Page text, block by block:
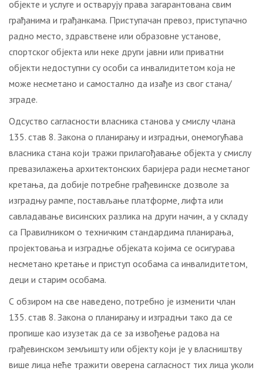
објекте и услуге и остварују права загарантована свим
грађанима и грађанкама. Приступачан превоз, приступачно
радно место, здравствене или образовне установе,
спортског објекта или неке други јавни или приватни
објекти недоступни су особи са инвалидитетом која не
може несметано и самостално да изађе из свог стана/
зграде.
Одсуство сагласности власника станова у смислу члана
135. став 8. Закона о планирању и изградњи, онемогућава
власника стана који тражи прилагођавање објекта у смислу
превазилажења архитектонских баријера ради несметаног
кретања, да добије потребне грађевинске дозволе за
изградњу рампе, постављање платформе, лифта или
савладавање висинских разлика на други начин, а у складу
са Правилником о техничким стандардима планирања,
пројектовања и изградње објеката којима се осигурава
несметано кретање и приступ особама са инвалидитетом,
деци и старим особама.
С обзиром на све наведено, потребно је изменити члан
135. став 8. Закона о планирању и изградњи тако да се
пропише као изузетак да се за извођење радова на
грађевинском земљишту или објекту који је у власништву
више лица неће тражити оверена сагласност тих лица уколи